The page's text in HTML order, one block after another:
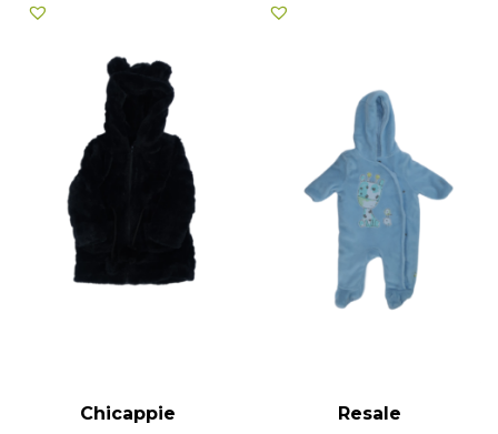
Chicappie
Resale